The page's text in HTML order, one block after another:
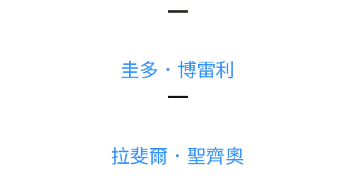
圭多．博雷利
拉斐爾．聖齊奧